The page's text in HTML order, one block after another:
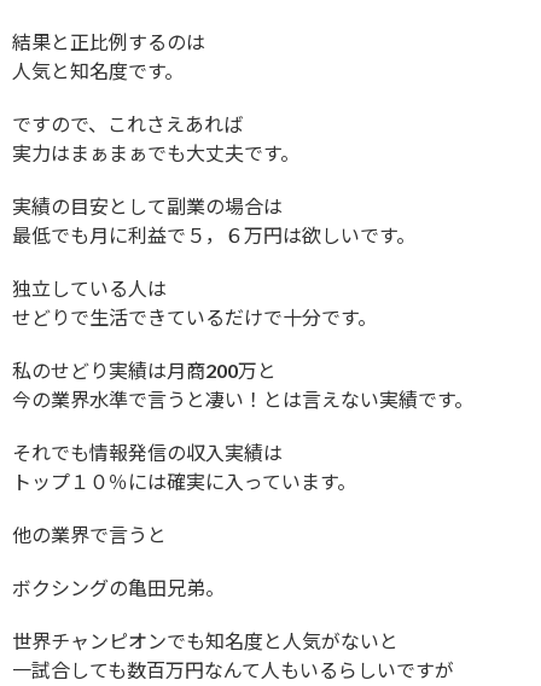
結果と正比例するのは
人気と知名度です。
ですので、これさえあれば
実力はまぁまぁでも大丈夫です。
実績の目安として副業の場合は
最低でも月に利益で５，６万円は欲しいです。
独立している人は
せどりで生活できているだけで十分です。
私のせどり実績は月商200万と
今の業界水準で言うと凄い！とは言えない実績です。
それでも情報発信の収入実績は
トップ１０％には確実に入っています。
他の業界で言うと
ボクシングの亀田兄弟。
世界チャンピオンでも知名度と人気がないと
一試合しても数百万円なんて人もいるらしいですが